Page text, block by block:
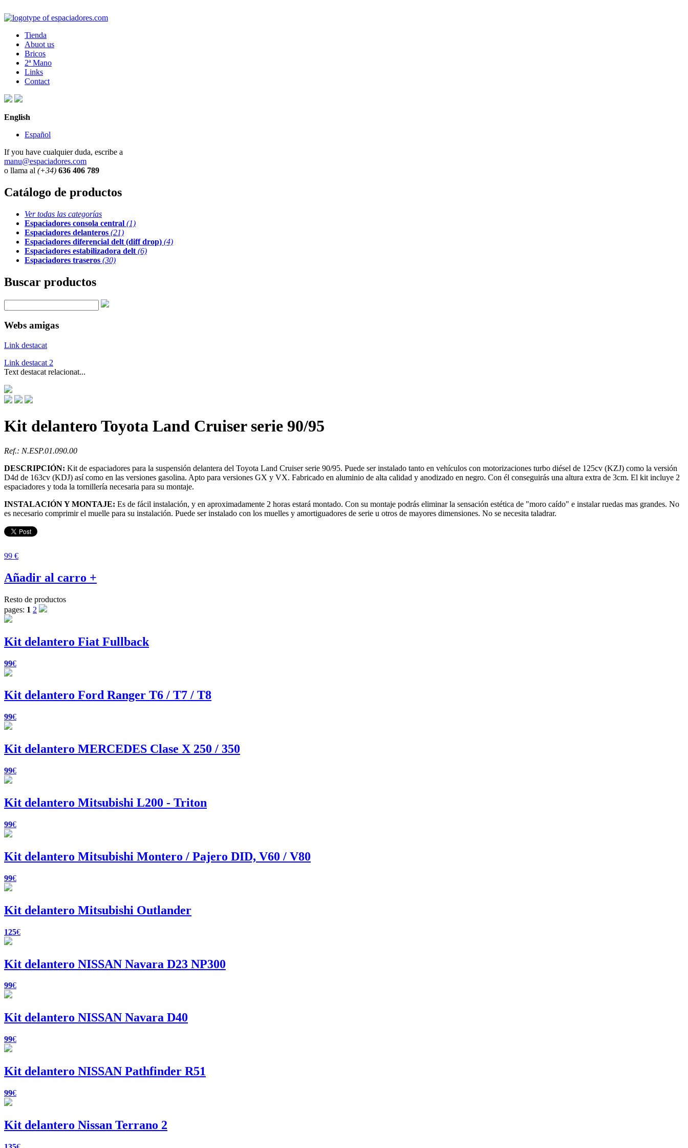
Tienda
Abuot us
Bricos
2ª Mano
Links
Contact
English
Español
If you have cualquier duda, escribe a
manu@espaciadores.com
o llama al (+34) 636 406 789
Catálogo de productos
Ver todas las categorías
Espaciadores consola central (1)
Espaciadores delanteros (21)
Espaciadores diferencial delt (diff drop) (4)
Espaciadores estabilizadora delt (6)
Espaciadores traseros (30)
Buscar productos
Webs amigas
Link destacat
Link destacat 2
Text destacat relacionat...
Kit delantero Toyota Land Cruiser serie 90/95
Ref.: N.ESP.01.090.00
DESCRIPCIÓN: Kit de espaciadores para la suspensión delantera del Toyota Land Cruiser serie 90/95. Puede ser instalado tanto en vehículos con motorizaciones turbo diésel de 125cv (KZJ) como la versión
D4d de 163cv (KDJ) así como en las versiones gasolina. Apto para versiones GX y VX. Fabricado en aluminio de alta calidad y anodizado en negro. Con él conseguirás una altura extra de 3cm. El kit incluye 2
espaciadores y toda la tornillería necesaria para su montaje.
INSTALACIÓN Y MONTAJE: Es de fácil instalación, y en aproximadamente 2 horas estará montado. Con su montaje podrás eliminar la sensación estética de "moro caído" e instalar ruedas mas grandes. No
es necesario comprimir el muelle para su instalación. Puede ser instalado con los muelles y amortiguadores de serie u otros de mayores dimensiones. No se necesita taladrar.
99 €
Añadir al carro +
Resto de productos
pages: 1 2
Kit delantero Fiat Fullback
99€
Kit delantero Ford Ranger T6 / T7 / T8
99€
Kit delantero MERCEDES Clase X 250 / 350
99€
Kit delantero Mitsubishi L200 - Triton
99€
Kit delantero Mitsubishi Montero / Pajero DID, V60 / V80
99€
Kit delantero Mitsubishi Outlander
125€
Kit delantero NISSAN Navara D23 NP300
99€
Kit delantero NISSAN Navara D40
99€
Kit delantero NISSAN Pathfinder R51
99€
Kit delantero Nissan Terrano 2